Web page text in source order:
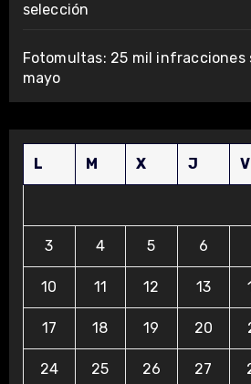
selección
Fotomultas: 25 mil infracciones
mayo
L M X J V
3 4 5 6
10 11 12 13
17 18 19 20
24 25 26 27